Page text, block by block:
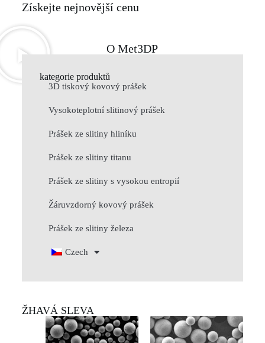
Získejte nejnovější cenu
O Met3DP
kategorie produktů
3D tiskový kovový prášek
Vysokoteplotní slitinový prášek
Prášek ze slitiny hliníku
Prášek ze slitiny titanu
Prášek ze slitiny s vysokou entropií
Žáruvzdorný kovový prášek
Prášek ze slitiny železa
Czech
ŽHAVÁ SLEVA